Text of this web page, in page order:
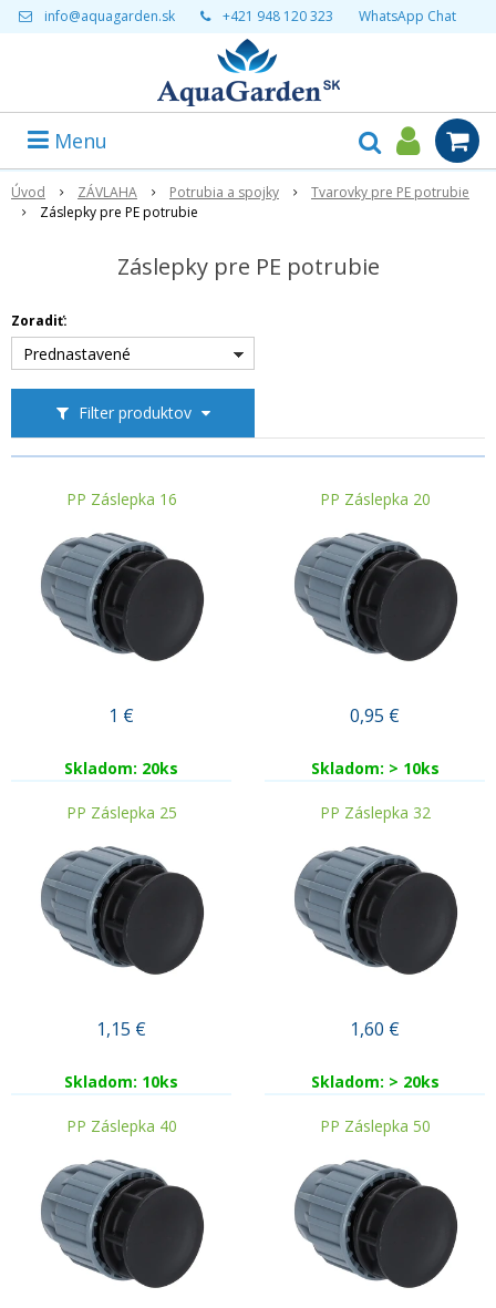
info@aquagarden.sk +421 948 120 323 WhatsApp Chat
Menu
Úvod ZÁVLAHA Potrubia a spojky
Tvarovky pre PE potrubie
Záslepky pre PE potrubie
Záslepky pre PE potrubie
Filter produktov
Zoradiť:
Prednastavené
PP Záslepka 16
1 €
Skladom: 20ks
PP Záslepka 20
0,95 €
Skladom: > 10ks
PP Záslepka 25
1,15 €
Skladom: 10ks
PP Záslepka 32
1,60 €
Skladom: > 20ks
PP Záslepka 40 PP Záslepka 50